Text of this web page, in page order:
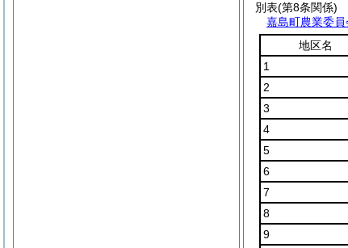
別表(第8条関係)
嘉島町農業委
地区名
1
2
3
4
5
6
7
8
9